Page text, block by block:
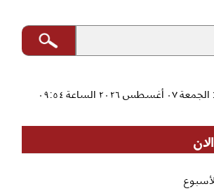
آخر تحديث للموقع: الجمعة ٠٧ أغسطس ٢٠٢٦ الساعة ٠٩:٥٤